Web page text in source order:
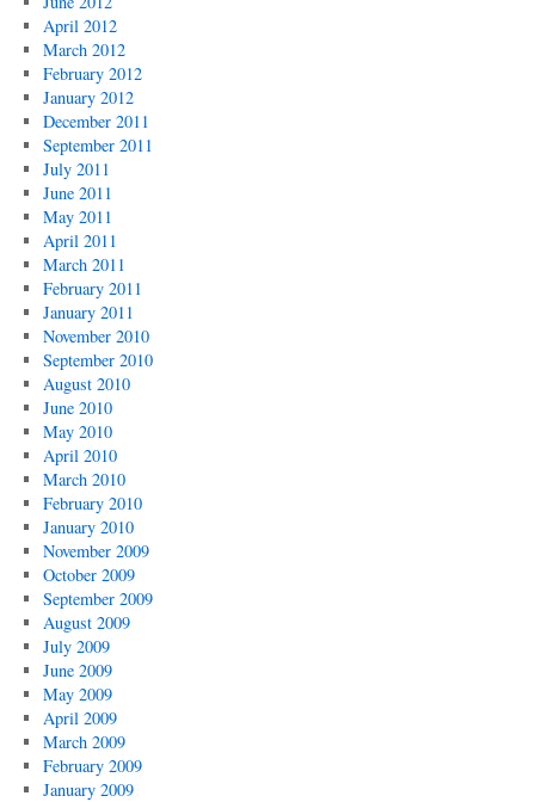
April 2012
March 2012
February 2012
January 2012
December 2011
September 2011
July 2011
June 2011
May 2011
April 2011
March 2011
February 2011
January 2011
November 2010
September 2010
August 2010
June 2010
May 2010
April 2010
March 2010
February 2010
January 2010
November 2009
October 2009
September 2009
August 2009
July 2009
June 2009
May 2009
April 2009
March 2009
February 2009
January 2009